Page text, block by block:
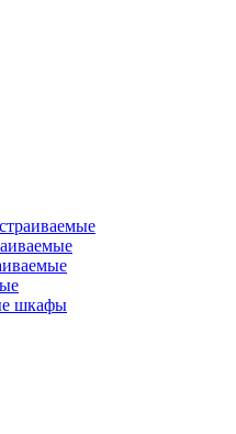
шкафы